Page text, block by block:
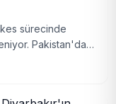
sürecinde
Pakistan'da